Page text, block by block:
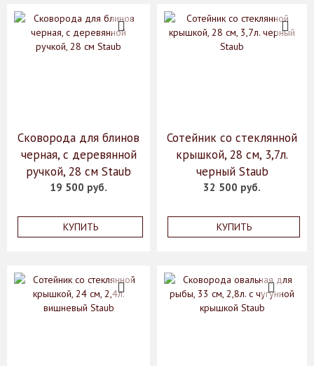
Сковорода для блинов
черная, с деревянной
ручкой, 28 см Staub
19 500 руб.
КУПИТЬ
Сотейник со стеклянной
крышкой, 28 см, 3,7л.
черный Staub
32 500 руб.
КУПИТЬ